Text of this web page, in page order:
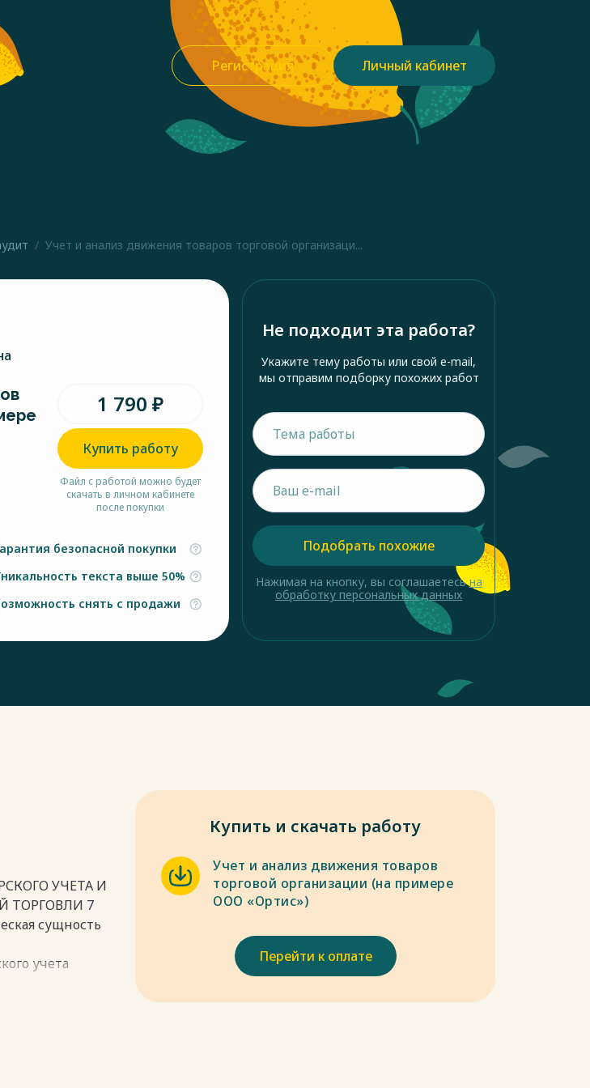
Регистрация Личный кабинет
Учет и анализ движения товаров торговой организаци...
1 790 ₽
Купить работу
Файл с работой можно будет
скачать в личном кабинете
после покупки
безопасной покупки
текста выше 50%
снять с продажи
Не подходит эта работа?
Укажите тему работы или свой e-mail,
мы отправим подборку похожих работ
Подобрать похожие
Нажимая на кнопку, вы соглашаетесьна
обработку персональных данных
УЧЕТА И
ТОРГОВЛИ 7
сущность
учета
Купить и скачать работу
Учет и анализ движения товаров
торговой организации (на примере
ООО «Ортис»)
Перейти к оплате